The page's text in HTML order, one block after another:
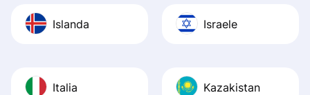
Islanda Israele
Italia Kazakistan